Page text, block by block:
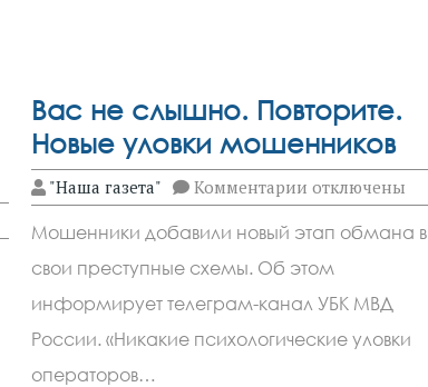
Дальнем
Востоке
Вас не слышно. Повторите.
Новые уловки мошенников
"Наша газета" Комментарии к
записи
не
слышно.
Повторите.
Новые
уловки
мошенников
отключены
Мошенники добавили новый этап обмана в
свои преступные схемы. Об этом
информирует телеграм-канал УБК МВД
России. «Никакие психологические уловки
операторов…